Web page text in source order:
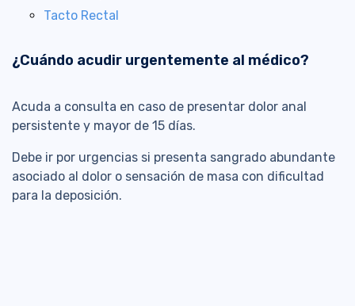
Tacto Rectal
¿Cuándo acudir urgentemente al médico?
Acuda a consulta en caso de presentar dolor anal
persistente y mayor de 15 días.
Debe ir por urgencias si presenta sangrado abundante
asociado al dolor o sensación de masa con dificultad
para la deposición.